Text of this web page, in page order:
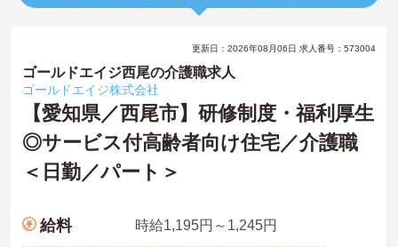
更新日：2026年08月06日 求人番号：573004
ゴールドエイジ西尾の介護職求人
ゴールドエイジ株式会社
【愛知県／西尾市】研修制度・福利厚生
◎サービス付高齢者向け住宅／介護職
＜日勤／パート＞
給料 時給1,195円～1,245円